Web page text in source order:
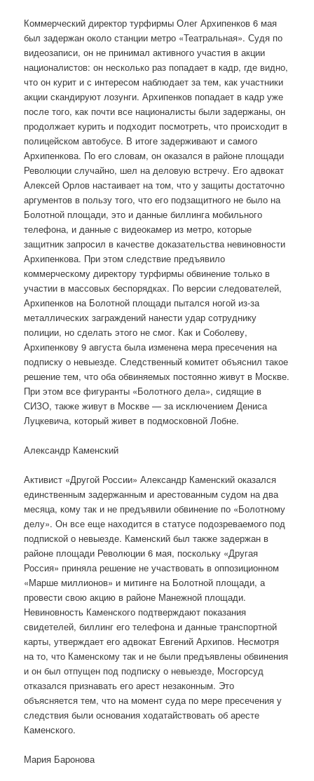
Коммерческий директор турфирмы Олег Архипенков 6 мая
был задержан около станции метро «Театральная». Судя по
видеозаписи, он не принимал активного участия в акции
националистов: он несколько раз попадает в кадр, где видно,
что он курит и с интересом наблюдает за тем, как участники
акции скандируют лозунги. Архипенков попадает в кадр уже
после того, как почти все националисты были задержаны, он
продолжает курить и подходит посмотреть, что происходит в
полицейском автобусе. В итоге задерживают и самого
Архипенкова. По его словам, он оказался в районе площади
Революции случайно, шел на деловую встречу. Его адвокат
Алексей Орлов настаивает на том, что у защиты достаточно
аргументов в пользу того, что его подзащитного не было на
Болотной площади, это и данные биллинга мобильного
телефона, и данные с видеокамер из метро, которые
защитник запросил в качестве доказательства невиновности
Архипенкова. При этом следствие предъявило
коммерческому директору турфирмы обвинение только в
участии в массовых беспорядках. По версии следователей,
Архипенков на Болотной площади пытался ногой из-за
металлических заграждений нанести удар сотруднику
полиции, но сделать этого не смог. Как и Соболеву,
Архипенкову 9 августа была изменена мера пресечения на
подписку о невыезде. Следственный комитет объяснил такое
решение тем, что оба обвиняемых постоянно живут в Москве.
При этом все фигуранты «Болотного дела», сидящие в
СИЗО, также живут в Москве — за исключением Дениса
Луцкевича, который живет в подмосковной Лобне.
Александр Каменский
Активист «Другой России» Александр Каменский оказался
единственным задержанным и арестованным судом на два
месяца, кому так и не предъявили обвинение по «Болотному
делу». Он все еще находится в статусе подозреваемого под
подпиской о невыезде. Каменский был также задержан в
районе площади Революции 6 мая, поскольку «Другая
Россия» приняла решение не участвовать в оппозиционном
«Марше миллионов» и митинге на Болотной площади, а
провести свою акцию в районе Манежной площади.
Невиновность Каменского подтверждают показания
свидетелей, биллинг его телефона и данные транспортной
карты, утверждает его адвокат Евгений Архипов. Несмотря
на то, что Каменскому так и не были предъявлены обвинения
и он был отпущен под подписку о невыезде, Мосгорсуд
отказался признавать его арест незаконным. Это
объясняется тем, что на момент суда по мере пресечения у
следствия были основания ходатайствовать об аресте
Каменского.
Мария Баронова